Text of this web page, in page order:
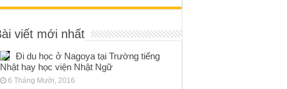
viết mới nhất
Đi du học ở Nagoya tại Trường tiếng
Nhật hay học viện Nhật Ngữ
6 Tháng Mười, 2016